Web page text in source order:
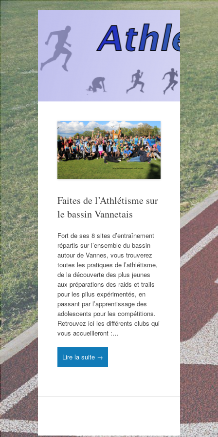
contenu
Faites de l’Athlétisme sur
le bassin Vannetais
Fort de ses 8 sites d’entraînement
répartis sur l’ensemble du bassin
autour de Vannes, vous trouverez
toutes les pratiques de l’athlétisme,
de la découverte des plus jeunes
aux préparations des raids et trails
pour les pilus expérimentés, en
passant par l’apprentissage des
adolescents pour les compétitions.
Retrouvez ici les différents clubs qui
vous accueilleront :…
Lire la suite →